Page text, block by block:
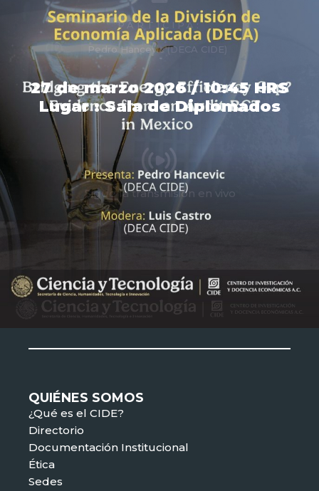
PARTICIPA:
Pedro Hancevic (DECA CIDE)
27 de marzo 2026 / 10:45 HRS
Lugar : Sala de Diplomados
Sigue la transmisión en vivo
QUIÉNES SOMOS
¿Qué es el CIDE?
Directorio
Documentación Institucional
Ética
Sedes